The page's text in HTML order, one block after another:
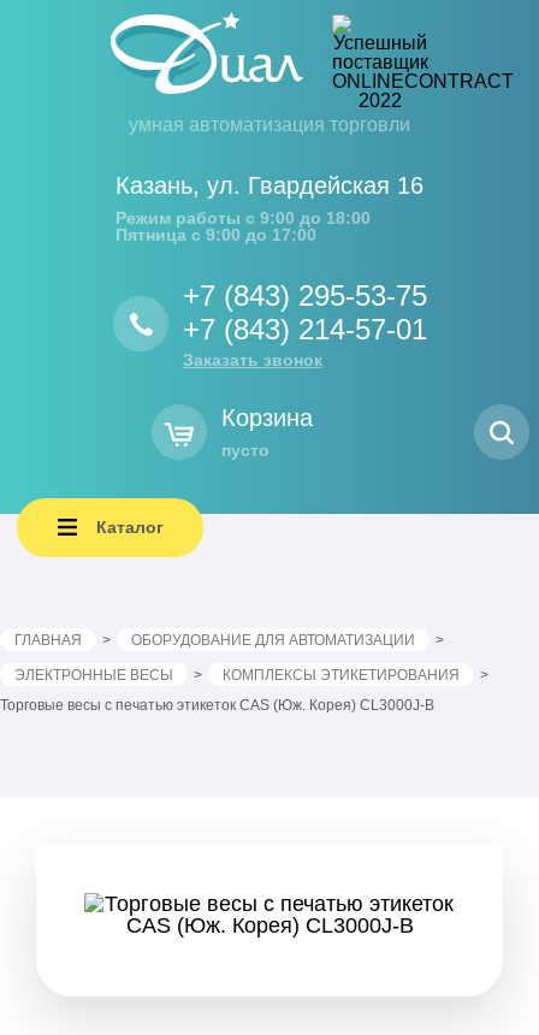
умная автоматизация торговли
Казань, ул. Гвардейская 16
Режим работы с 9:00 до 18:00
Пятница с 9:00 до 17:00
+7 (843) 295-53-75
+7 (843) 214-57-01
Заказать звонок
Корзина
пусто
Каталог
ГЛАВНАЯ ОБОРУДОВАНИЕ ДЛЯ АВТОМАТИЗАЦИИ
ЭЛЕКТРОННЫЕ ВЕСЫ
КОМПЛЕКСЫ ЭТИКЕТИРОВАНИЯ
Торговые весы с печатью этикеток CAS (Юж. Корея) CL3000J-B